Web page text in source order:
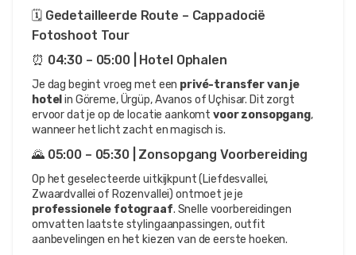
🗓️ Gedetailleerde Route – Cappadocië
Fotoshoot Tour
⏰ 04:30 – 05:00 | Hotel Ophalen
Je dag begint vroeg met een privé-transfer van je
hotel in Göreme, Ürgüp, Avanos of Uçhisar. Dit zorgt
ervoor dat je op de locatie aankomt voor zonsopgang,
wanneer het licht zacht en magisch is.
🌄 05:00 – 05:30 | Zonsopgang Voorbereiding
Op het geselecteerde uitkijkpunt (Liefdesvallei,
professionele fotograaf. Snelle voorbereidingen
omvatten laatste stylingaanpassingen, outfit
aanbevelingen en het kiezen van de eerste hoeken.